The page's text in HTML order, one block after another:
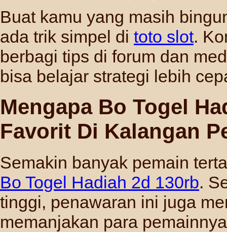
Buat kamu yang masih
ada trik simpel di toto slot.
berbagi tips di forum dan
bisa belajar strategi lebih
Mengapa Bo Togel
Favorit Di Kalangan
Semakin banyak pemain
Bo Togel Hadiah 2d 130rb.
tinggi, penawaran ini juga
memanjakan para